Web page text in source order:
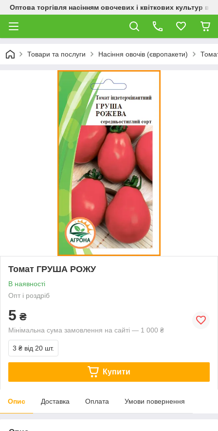
Оптова торгівля насінням овочевих і квіткових культур
Товари та послуги Насіння овочів (європакети)
Томат ГРУША РОЖУ
В наявності
Опт і роздріб
5 ₴
Мінімальна сума замовлення на сайті — 1 000 ₴
3 ₴ від 20 шт.
Купити
Опис Доставка Оплата Умови повернення